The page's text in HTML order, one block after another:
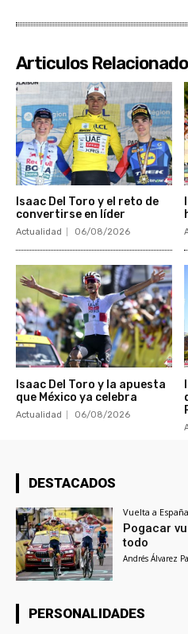
Articulos
Isaac Del Toro y el reto de
convertirse en líder
Actualidad 06/08/2026
Isaac Del Toro y la apuesta
que México ya celebra
Actualidad 06/08/2026
DESTACADOS
Vuelta a España
Pogacar
todo
Andrés Álvarez
PERSONALIDADES